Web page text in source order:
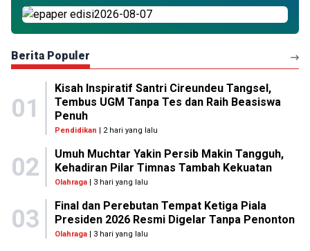
Berita Populer
01
Kisah Inspiratif Santri Cireundeu Tangsel,
Tembus UGM Tanpa Tes dan Raih Beasiswa
Penuh
Pendidikan | 2 hari yang lalu
02
Umuh Muchtar Yakin Persib Makin Tangguh,
Kehadiran Pilar Timnas Tambah Kekuatan
Olahraga| 3 hari yang lalu
03
Final dan Perebutan Tempat Ketiga Piala
Presiden 2026 Resmi Digelar Tanpa Penonton
Olahraga| 3 hari yang lalu